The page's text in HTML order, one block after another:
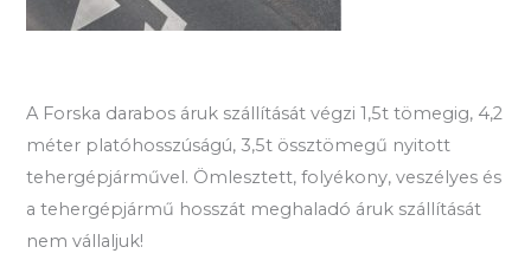
A Forska darabos áruk szállítását végzi 1,5t tömegig, 4,2
méter platóhosszúságú, 3,5t össztömegű nyitott
tehergépjárművel. Ömlesztett, folyékony, veszélyes és
a tehergépjármű hosszát meghaladó áruk szállítását
nem vállaljuk!